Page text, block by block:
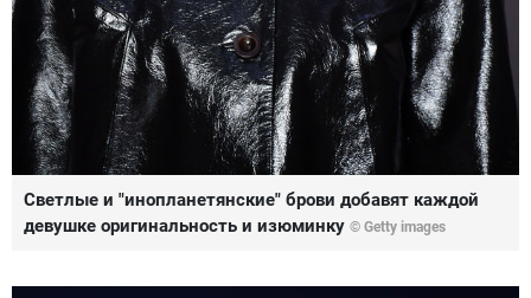
Светлые и "инопланетянские" брови добавят каждой
девушке оригинальность и изюминку © Getty images